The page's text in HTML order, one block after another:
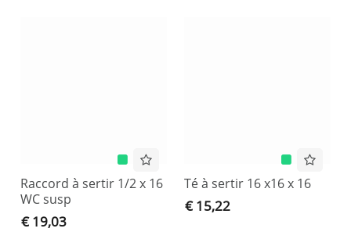
Raccord à sertir 1/2 x 16
WC susp
€ 19,03
Té à sertir 16 x16 x 16
€ 15,22